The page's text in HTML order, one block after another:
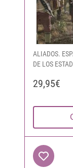
ALIADOS.
DE LOS
29,95€